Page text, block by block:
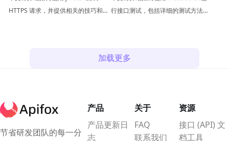
HTTPS 请求，并提供相关的技巧和注 行接口测试，包括详细的测试方法和
加载更多
节省研发团队的每一分
产品
产品更新日
志
关于
FAQ
联系我们
资源
接口 (API) 文
档工具